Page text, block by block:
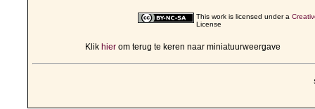
This work is licensed under a
License
Klik hierom terug te keren naar miniatuurweergave